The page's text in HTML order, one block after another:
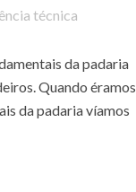
técnica
da padaria
Quando éramos
da padaria víamos